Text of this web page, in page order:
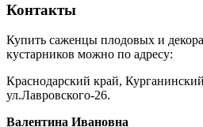
Контакты
Купить саженцы плодовых и
кустарников можно по адресу:
Краснодарский край,
ул.Лавровского-26.
Валентина Ивановна